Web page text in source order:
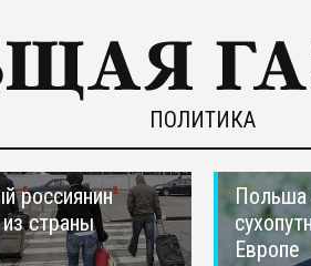
ПОЛИТИКА
россиянин
страны
Польша
Европе